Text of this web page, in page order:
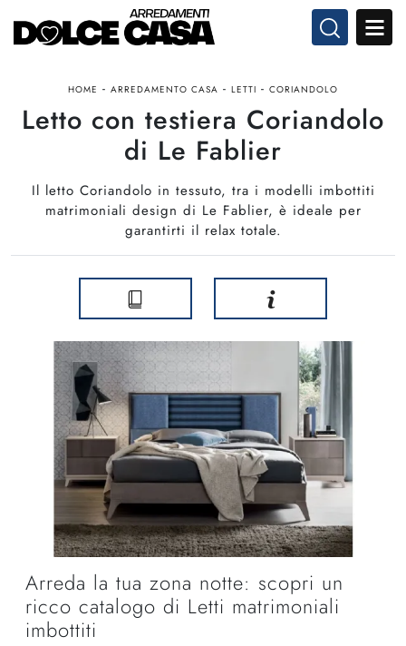
HOME - ARREDAMENTO CASA - LETTI - CORIANDOLO
Letto con testiera Coriandolo
di Le Fablier
Il letto Coriandolo in tessuto, tra i modelli imbottiti
matrimoniali design di Le Fablier, è ideale per
garantirti il relax totale.
Arreda la tua zona notte: scopri un
ricco catalogo di Letti matrimoniali
imbottiti